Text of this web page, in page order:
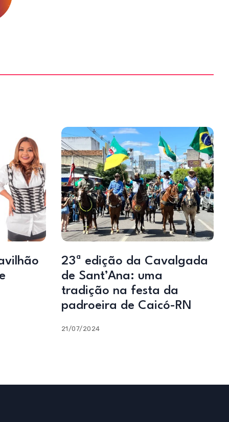
23ª edição da Cavalgada
de Sant’Ana: uma
tradição na festa da
padroeira de Caicó-RN
21/07/2024